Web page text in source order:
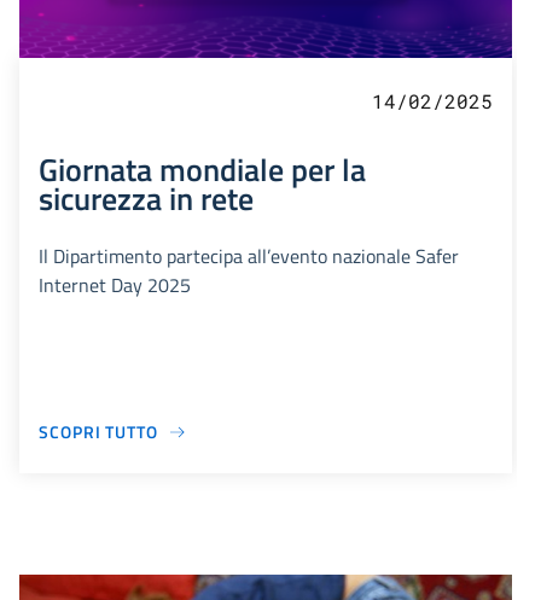
14/02/2025
Giornata mondiale per la
sicurezza in rete
Il Dipartimento partecipa all’evento nazionale Safer
Internet Day 2025
SCOPRI TUTTO